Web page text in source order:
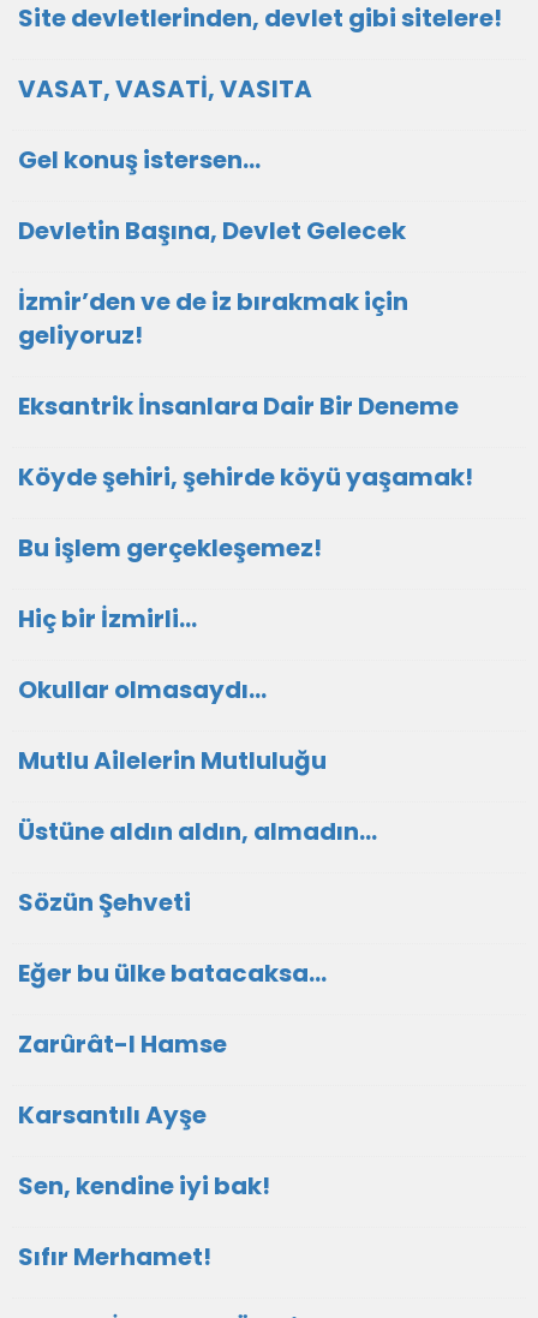
Site devletlerinden, devlet gibi sitelere!
VASAT, VASATİ, VASITA
Gel konuş istersen...
Devletin Başına, Devlet Gelecek
İzmir’den ve de iz bırakmak için
geliyoruz!
Eksantrik İnsanlara Dair Bir Deneme
Köyde şehiri, şehirde köyü yaşamak!
Bu işlem gerçekleşemez!
Hiç bir İzmirli...
Okullar olmasaydı...
Mutlu Ailelerin Mutluluğu
Üstüne aldın aldın, almadın...
Sözün Şehveti
Eğer bu ülke batacaksa...
Zarûrât-I Hamse
Karsantılı Ayşe
Sen, kendine iyi bak!
Sıfır Merhamet!